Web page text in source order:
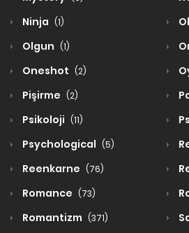
Ninja (1)
Olgun (1)
Oneshot (2)
Pişirme (2)
Psikoloji (11)
Psychological (5)
Reenkarne (76)
Romance (73)
Romantizm (371)